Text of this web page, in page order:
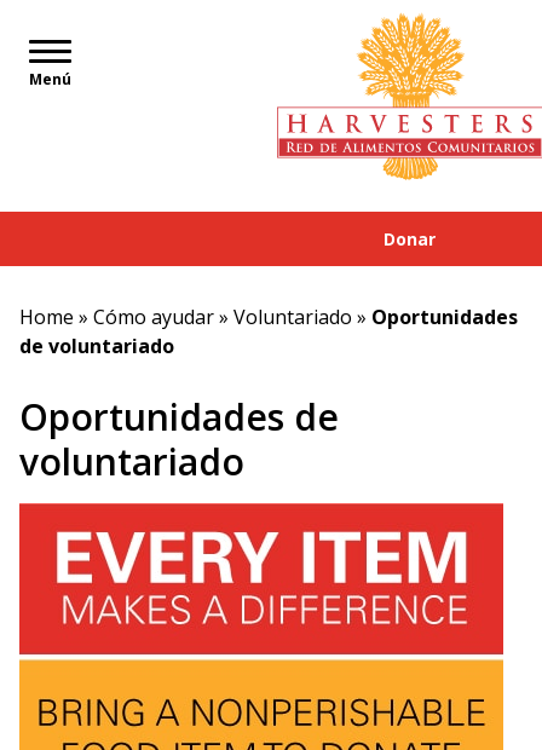
Menú
Donar
Home » Cómo ayudar» Voluntariado » Oportunidades
de voluntariado
Oportunidades de
voluntariado